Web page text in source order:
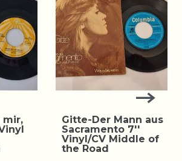
mir,
Gitte-Der Mann aus
Sacramento 7''
Vinyl/CV Middle of
the Road